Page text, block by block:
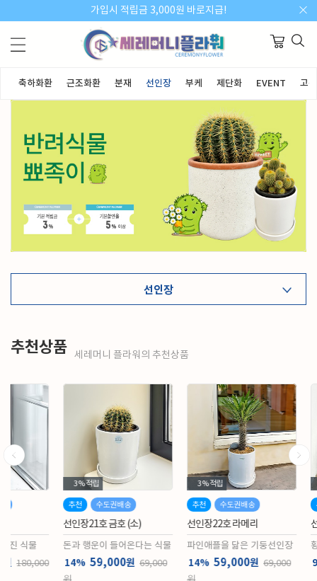
가입시 적립금 3,000원 바로지급!
축하화환 근조화환 분재 선인장 부케 제단화 EVENT 고
선인장
추천상품 세레머니 플라워의 추천상품
3%적립
수도권배송
선인장21호 금호 (소)
돈과 행운이 들어온다는 식물
14% 59,000원
69,000
수도권배송
선인장22호 라메리
파인애플을 닮은 기둥선인장
14% 59,000원
69,000
3% 적립
수도권
선인장23호 금
황금빛 가시 선
9% 59,000